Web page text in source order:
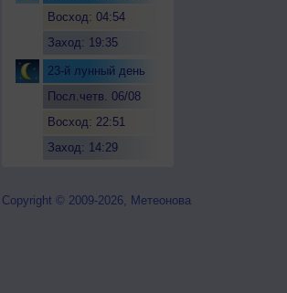
Восход: 04:54
Заход: 19:35
23-й лунный день
Посл.четв. 06/08
Восход: 22:51
Заход: 14:29
Copyright © 2009-2026, Метеонова